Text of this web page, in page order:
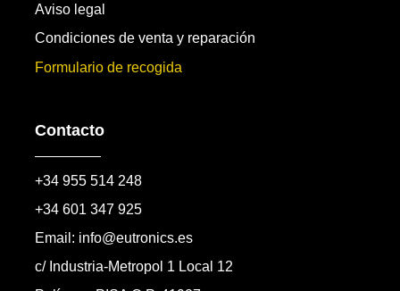
Aviso legal
Condiciones de venta y reparación
Formulario de recogida
Contacto
+34 955 514 248
+34 601 347 925
Email: info@eutronics.es
c/ Industria-Metropol 1 Local 12